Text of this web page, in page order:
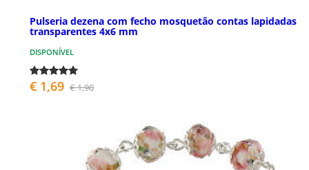
Pulseria dezena com fecho mosquetão contas lapidadas
transparentes 4x6 mm
DISPONÍVEL
€ 1,69 € 1,90